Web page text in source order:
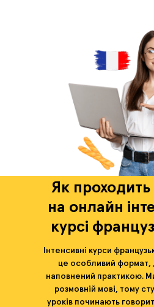
Як
на онлайн
курсі
Інтенсивні курси
це особливий
наповнений практикою.
розмовній мові, тому
уроків починають